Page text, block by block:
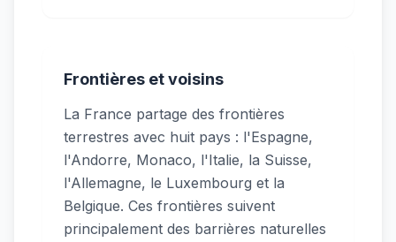
Frontières et voisins
La France partage des frontières
terrestres avec huit pays : l'Espagne,
l'Andorre, Monaco, l'Italie, la Suisse,
l'Allemagne, le Luxembourg et la
Belgique. Ces frontières suivent
principalement des barrières naturelles